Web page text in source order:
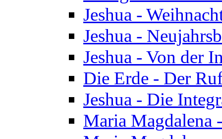
Jeshua -
Jeshua -
Jeshua - Von der
Die Erde - Der
Jeshua - Die
Maria Magdalena